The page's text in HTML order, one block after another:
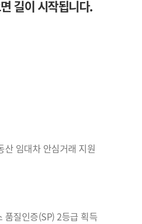
길이 시작됩니다.
산 임대차 안심거래 지원
품질인증(SP) 2등급 획득